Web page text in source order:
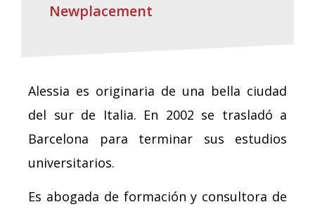
Alessia es originaria de una bella ciudad
del sur de Italia. En 2002 se trasladó a
Barcelona para terminar sus estudios
universitarios.
Es abogada de formación y consultora de
Newplacement